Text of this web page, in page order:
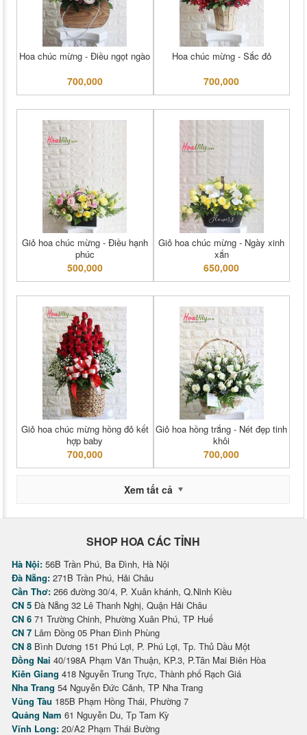
Hoa chúc mừng - Điều ngọt ngào
700,000
Hoa chúc mừng - Sắc đỏ
700,000
Giỏ hoa chúc mừng - Điều hạnh
phúc
500,000
Giỏ hoa chúc mừng - Ngày xinh
xắn
650,000
Giỏ hoa chúc mừng hồng đỏ kết
hợp baby
700,000
Giỏ hoa hồng trắng - Nét đẹp tinh
khôi
700,000
Xem tất cả
SHOP HOA CÁC TỈNH
Hà Nội: 56B Trần Phú, Ba Đình, Hà Nội
Đà Nẵng: 271B Trần Phú, Hải Châu
Cần Thơ: 266 đường 30/4, P. Xuân khánh, Q.Ninh Kiều
CN 5 Đà Nẵng 32 Lê Thanh Nghị, Quận Hải Châu
CN 6 71 Trường Chinh, Phường Xuân Phú, TP Huế
CN 7 Lâm Đồng 05 Phan Đình Phùng
CN 8 Bình Dương 151 Phú Lợi, P. Phú Lợi, Tp. Thủ Dầu Một
Đồng Nai 40/198A Phạm Văn Thuận, KP.3, P.Tân Mai Biên Hòa
Kiên Giang 418 Nguyễn Trung Trực, Thành phố Rạch Giá
Nha Trang 54 Nguyễn Đức Cảnh, TP Nha Trang
Vũng Tàu 185B Phạm Hồng Thái, Phường 7
Quảng Nam 61 Nguyễn Du, Tp Tam Kỳ
Vĩnh Long: 20/A2 Phạm Thái Bường